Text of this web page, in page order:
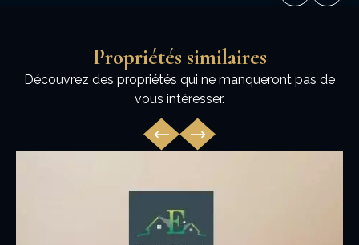
Propriétés similaires
Découvrez des propriétés qui ne manqueront pas de
vous intéresser.